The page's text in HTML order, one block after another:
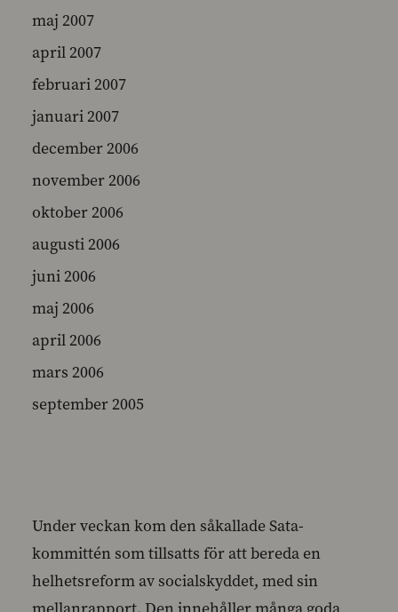
maj 2007
april 2007
februari 2007
januari 2007
december 2006
november 2006
oktober 2006
augusti 2006
juni 2006
maj 2006
april 2006
mars 2006
september 2005
Under veckan kom den såkallade Sata-
kommittén som tillsatts för att bereda en
helhetsreform av socialskyddet, med sin